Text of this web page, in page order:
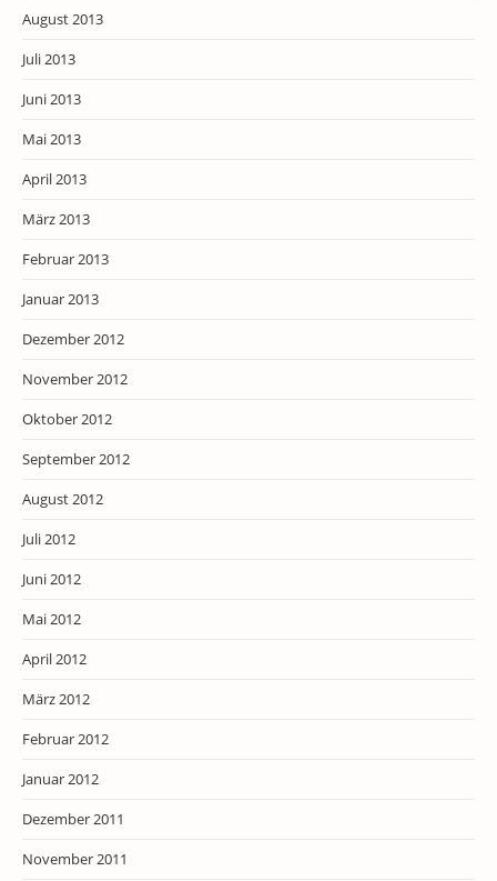
August 2013
Juli 2013
Juni 2013
Mai 2013
April 2013
März 2013
Februar 2013
Januar 2013
Dezember 2012
November 2012
Oktober 2012
September 2012
August 2012
Juli 2012
Juni 2012
Mai 2012
April 2012
März 2012
Februar 2012
Januar 2012
Dezember 2011
November 2011